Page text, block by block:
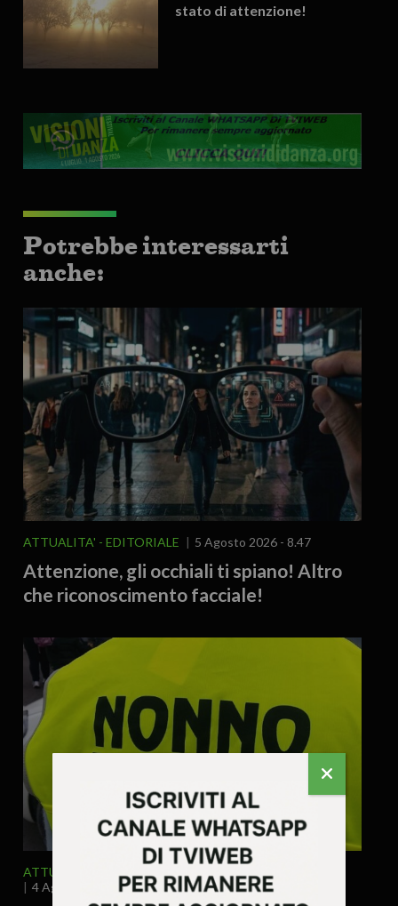
stato di attenzione!
Potrebbe interessarti
anche:
ATTUALITA' EDITORIALE 5 Agosto 2026 - 8.47
Attenzione, gli occhiali ti spiano! Altro
che riconoscimento facciale!
ATTUALITA'
4 Agosto 2026 - 12.12